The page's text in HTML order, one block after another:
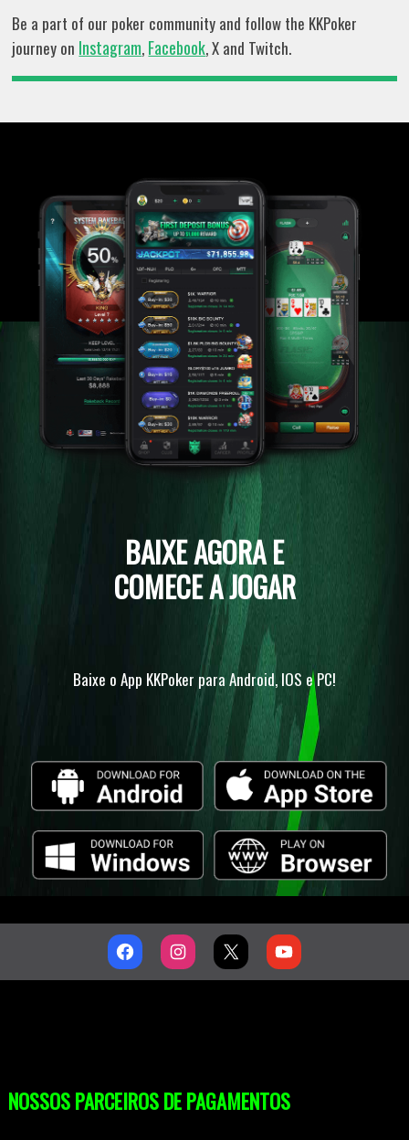
Be a part of our poker community and follow the KKPoker
journey on Instagram, Facebook, X and Twitch.
BAIXE AGORA E
COMECE A JOGAR
Baixe o App KKPoker para Android, IOS e PC!
NOSSOS PARCEIROS DE PAGAMENTOS